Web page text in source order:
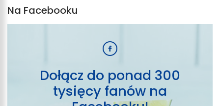
Na Facebooku
Dołącz do ponad 300
tysięcy fanów na